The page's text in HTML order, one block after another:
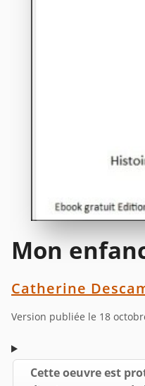
Mon
Catherine
Version publiée le 18
Cette oeuvre est